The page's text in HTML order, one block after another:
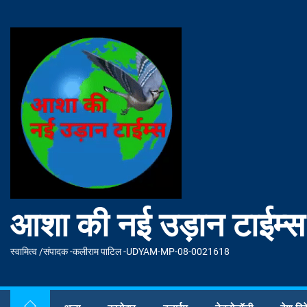
आशा की नई उड़ान टाईम्स
स्वामित्व /संपादक -कलीराम पाटिल -UDYAM-MP-08-0021618